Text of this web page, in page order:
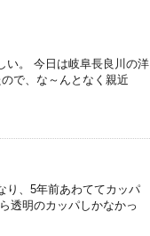
い。 今日は岐阜長良川の洋
で、な～んとなく親近
り、5年前あわててカッパ
透明のカッパしかなかっ